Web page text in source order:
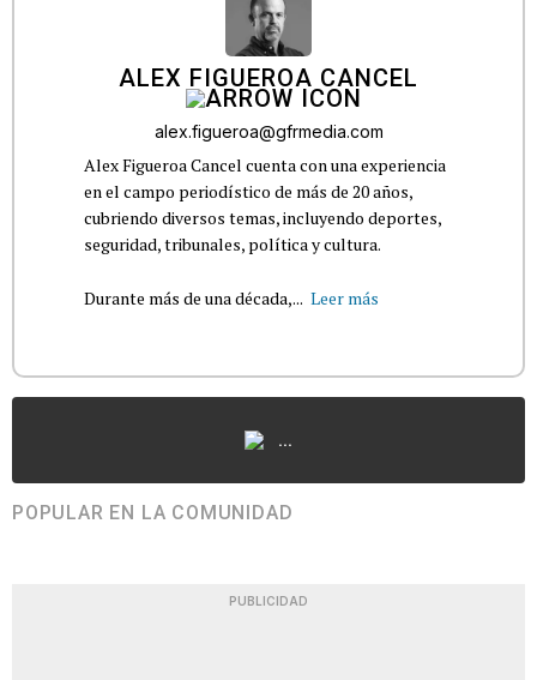
ALEX FIGUEROA CANCEL
alex.figueroa@gfrmedia.com
Alex Figueroa Cancel cuenta con una experiencia
en el campo periodístico de más de 20 años,
cubriendo diversos temas, incluyendo deportes,
seguridad, tribunales, política y cultura.
Durante más de una década,... Leer más
...
POPULAR EN LA COMUNIDAD
PUBLICIDAD